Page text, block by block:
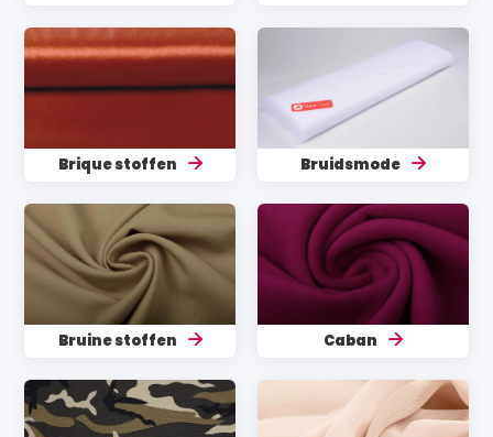
Brique stoffen Bruidsmode
Bruine stoffen Caban